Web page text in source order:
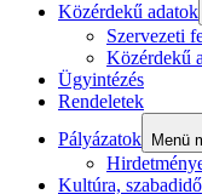
Közérdekű adatok
Szervezeti
Közérdekű
Ügyintézés
Rendeletek
Pályázatok
Menü
Kultúra, szabadidő